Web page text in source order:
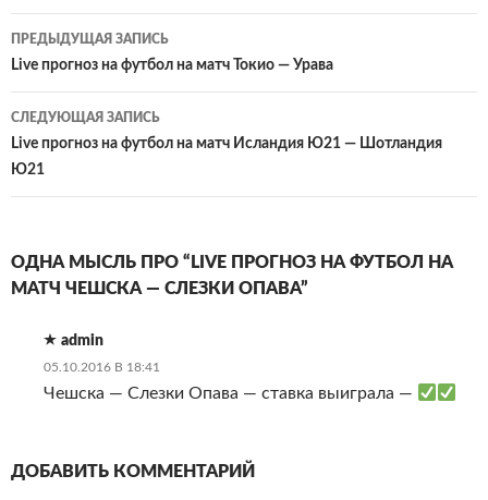
Навигация
по
записям
ПРЕДЫДУЩАЯ ЗАПИСЬ
Live прогноз на футбол на матч Токио — Урава
СЛЕДУЮЩАЯ ЗАПИСЬ
Live прогноз на футбол на матч Исландия Ю21 — Шотландия
Ю21
ОДНА МЫСЛЬ ПРО “LIVE ПРОГНОЗ НА ФУТБОЛ НА
МАТЧ ЧЕШСКА — СЛЕЗКИ ОПАВА”
admin
05.10.2016 В 18:41
Чешска — Слезки Опава — ставка выиграла —
ДОБАВИТЬ КОММЕНТАРИЙ